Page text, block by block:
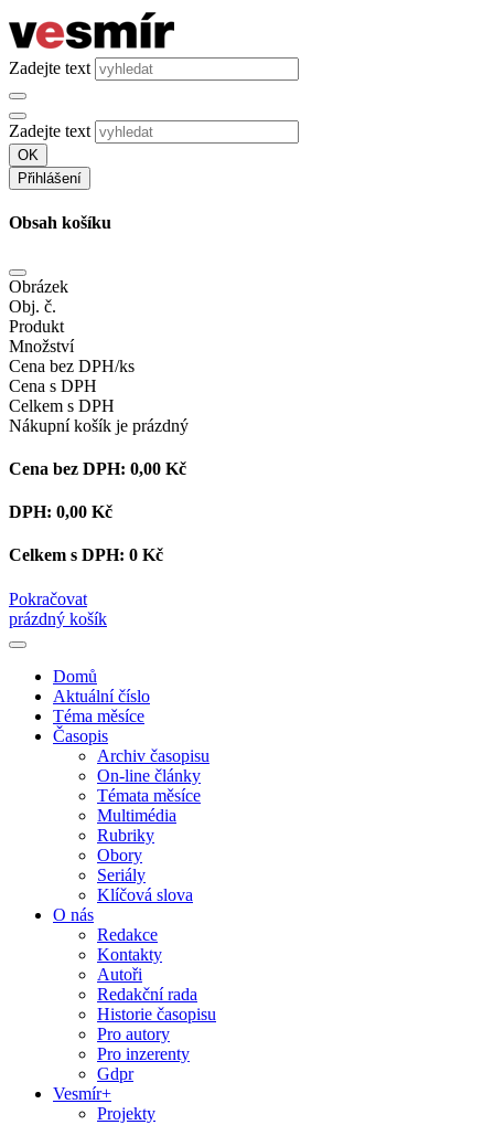
Zadejte text
Zadejte text
OK
Přihlášení
Obsah košíku
Obrázek
Obj. č.
Produkt
Množství
Cena bez DPH/ks
Cena s DPH
Celkem s DPH
Nákupní košík je prázdný
Cena bez DPH: 0,00 Kč
DPH: 0,00 Kč
Celkem s DPH: 0 Kč
Pokračovat
prázdný košík
Domů
Aktuální číslo
Téma měsíce
Časopis
Archiv časopisu
On-line články
Témata měsíce
Multimédia
Rubriky
Obory
Seriály
Klíčová slova
O nás
Redakce
Kontakty
Autoři
Redakční rada
Historie časopisu
Pro autory
Pro inzerenty
Gdpr
Vesmír+
Projekty